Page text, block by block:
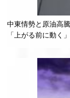
中東情勢と原油高
「上がる前に動く